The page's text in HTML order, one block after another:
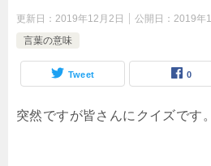
更新日： 2019年12月2日 公開日： 2019年
言葉の意味
Tweet 0
突然ですが皆さんにクイズです。